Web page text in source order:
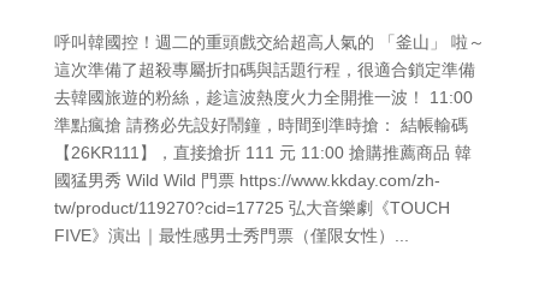
呼叫韓國控！週二的重頭戲交給超高人氣的 「釜山」 啦～
這次準備了超殺專屬折扣碼與話題行程，很適合鎖定準備
去韓國旅遊的粉絲，趁這波熱度火力全開推一波！ 11:00
準點瘋搶 請務必先設好鬧鐘，時間到準時搶： 結帳輸碼
【26KR111】，直接搶折 111 元 11:00 搶購推薦商品 韓
國猛男秀 Wild Wild 門票 https://www.kkday.com/zh-
tw/product/119270?cid=17725 弘大音樂劇《TOUCH
FIVE》演出｜最性感男士秀門票（僅限女性）...